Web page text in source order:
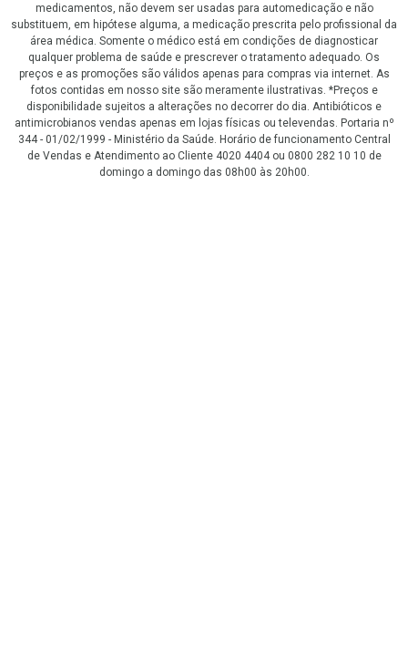
medicamentos, não devem ser usadas para automedicação e não
substituem, em hipótese alguma, a medicação prescrita pelo profissional da
área médica. Somente o médico está em condições de diagnosticar
qualquer problema de saúde e prescrever o tratamento adequado. Os
preços e as promoções são válidos apenas para compras via internet. As
fotos contidas em nosso site são meramente ilustrativas. *Preços e
disponibilidade sujeitos a alterações no decorrer do dia. Antibióticos e
antimicrobianos vendas apenas em lojas físicas ou televendas. Portaria nº
344 - 01/02/1999 - Ministério da Saúde. Horário de funcionamento Central
de Vendas e Atendimento ao Cliente 4020 4404 ou 0800 282 10 10 de
domingo a domingo das 08h00 às 20h00.